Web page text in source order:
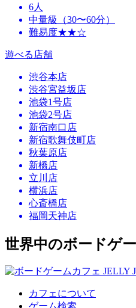
6人
中量級（30〜60分）
難易度★★☆
遊べる店舗
渋谷本店
渋谷宮益坂店
池袋1号店
池袋2号店
新宿南口店
新宿歌舞伎町店
秋葉原店
新橋店
立川店
横浜店
心斎橋店
福岡天神店
世界中のボードゲ
カフェについて